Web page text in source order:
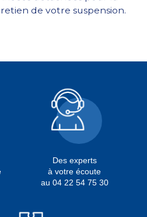
de votre suspension.
Des experts
à votre écoute
au 04 22 54 75 30